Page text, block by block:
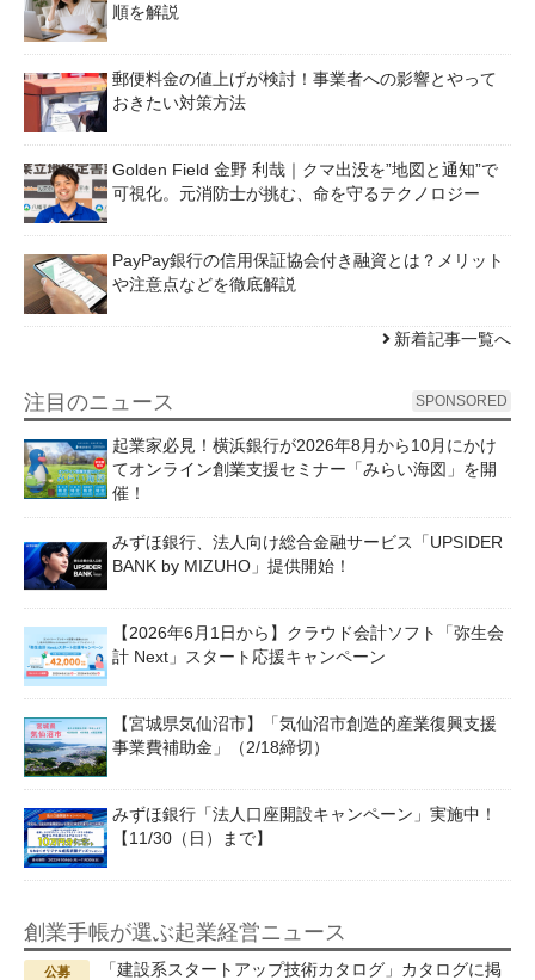
順を解説
郵便料金の値上げが検討！事業者への影響とやって
おきたい対策方法
Golden Field 金野 利哉｜クマ出没を”地図と通知”で
可視化。元消防士が挑む、命を守るテクノロジー
PayPay銀行の信用保証協会付き融資とは？メリット
や注意点などを徹底解説
新着記事一覧へ
注目のニュース SPONSORED
起業家必見！横浜銀行が2026年8月から10月にかけ
てオンライン創業支援セミナー「みらい海図」を開
催！
みずほ銀行、法人向け総合金融サービス「UPSIDER
BANK by MIZUHO」提供開始！
【2026年6月1日から】クラウド会計ソフト「弥生会
計 Next」スタート応援キャンペーン
【宮城県気仙沼市】「気仙沼市創造的産業復興支援
事業費補助金」（2/18締切）
みずほ銀行「法人口座開設キャンペーン」実施中！
【11/30（日）まで】
創業手帳が選ぶ起業経営ニュース
「建設系スタートアップ技術カタログ」カタログに掲